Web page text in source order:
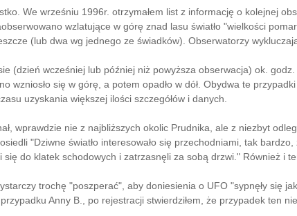
We wrześniu 1996r. otrzymałem list z informację o kolejnej
wzlatujące w górę znad lasu światło "wielkości
(lub dwa wg jednego ze świadków). Obserwatorzy
(dzień wcześniej lub później niż powyższa obserwacja) ok.
wzniosło się w górę, a potem opadło w dół. Obydwa te
uzyskania większej ilości szczegółów i danych.
wprawdzie nie z najbliższych okolic Prudnika, ale z niezbyt
"Dziwne światło interesowało się przechodniami, tak
się do klatek schodowych i zatrzasnęli za sobą drzwi." Również i
trochę "poszperać", aby doniesienia o UFO "sypnęły się
Anny B., po rejestracji stwierdziłem, że przypadek ten